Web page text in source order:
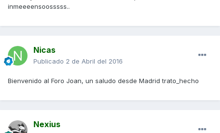
inmeeeensoosssss..
Nicas
Publicado 2 de Abril del 2016
Bienvenido al Foro Joan, un saludo desde Madrid trato_hecho
Nexius